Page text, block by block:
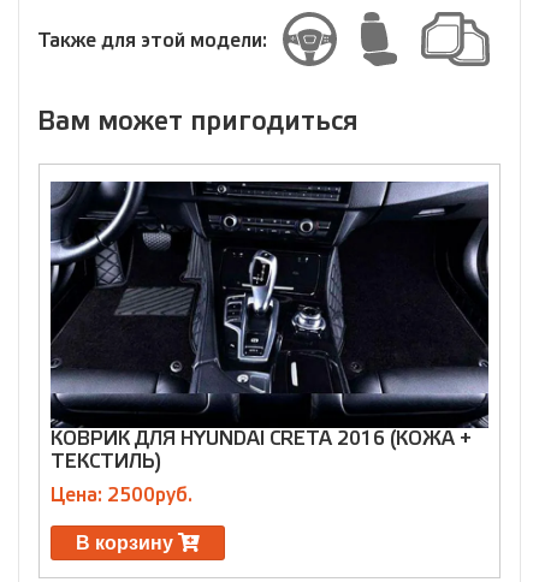
Также для этой модели:
Вам может пригодиться
КОВРИК ДЛЯ HYUNDAI СRETA 2016 (КОЖА +
ТЕКСТИЛЬ)
Цена: 2500руб.
В корзину